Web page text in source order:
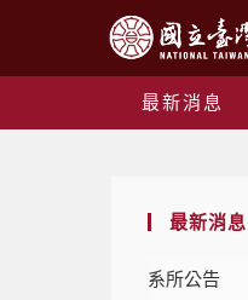
最新消息
最新消息
系所公告